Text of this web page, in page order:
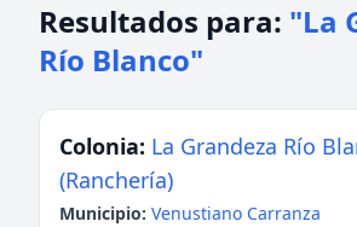
Resultados para: "La
Río Blanco"
Colonia: La Grandeza Río
(Ranchería)
Municipio: Venustiano Carranza